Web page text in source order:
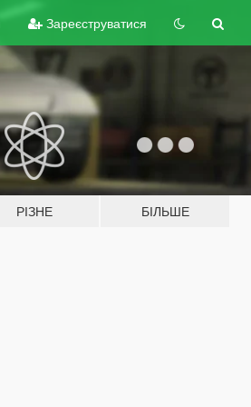
Зареєструватися
РІЗНЕ БІЛЬШЕ